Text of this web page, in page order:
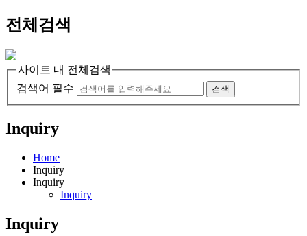
전체검색
사이트 내 전체검색
검색어 필수
검색
Inquiry
Home
Inquiry
Inquiry
Inquiry
Inquiry